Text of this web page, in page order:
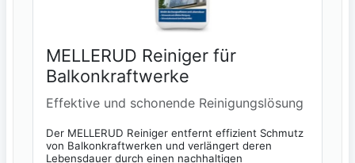
MELLERUD Reiniger für
Balkonkraftwerke
Effektive und schonende Reinigungslösung
Der MELLERUD Reiniger entfernt effizient Schmutz
von Balkonkraftwerken und verlängert deren
Lebensdauer durch einen nachhaltigen